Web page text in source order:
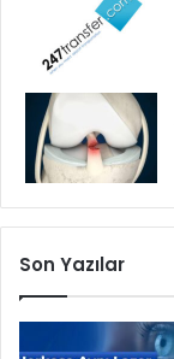
Son Yazılar